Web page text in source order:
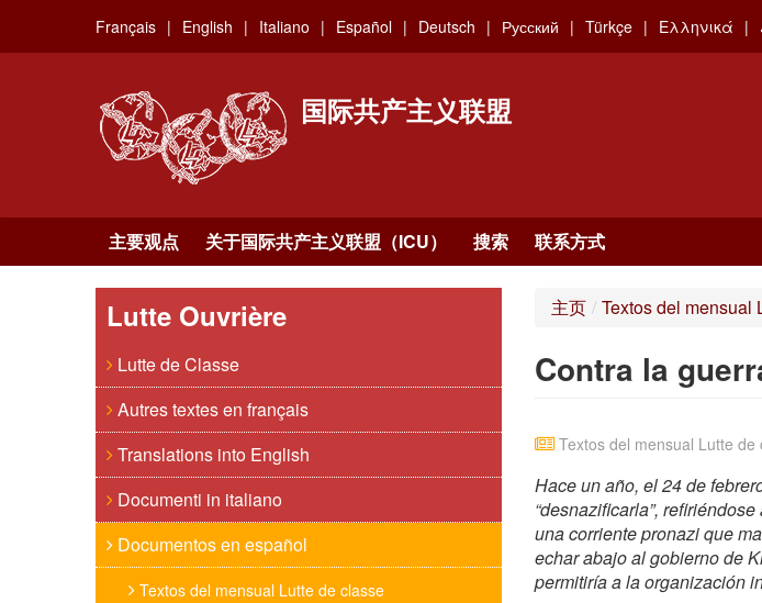
main
Français English Italiano Español Deutsch Русский Türkçe Ελληνικά
国际共产主义联盟
主要观点 关于国际共产主义联盟（ICU） 搜索 联系方式
Lutte Ouvrière
Lutte de Classe
Autres textes en français
Translations into English
Documenti in italiano
Documentos en español
Textos del mensual Lutte de classe
主页 / Textos del mensual
Contra la
Textos del mensual Lutte de
Hace un año, el 24 de
“desnazificarla”,
una corriente pronazi que
echar abajo al gobierno de
permitiría a la organización